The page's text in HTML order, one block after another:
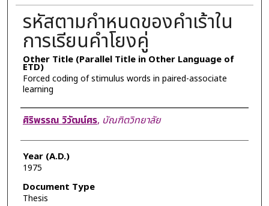
รหัสตามกำหนดของคำเร้าใน
การเรียนคำโยงคู่
Other Title (Parallel Title in Other Language of
ETD)
Forced coding of stimulus words in paired-associate
learning
Author
ศิริพรรณ วิวัฒน์ศร, บัณฑิตวิทยาลัย
Year (A.D.)
1975
Document Type
Thesis